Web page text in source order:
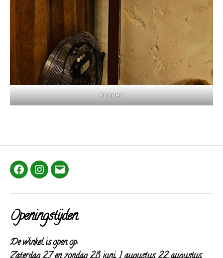
Kruiden
FacebookInstagram
E-
Openingstijden
De winkel is open op: